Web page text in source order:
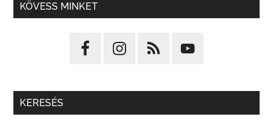
KÖVESS MINKET
KERESÉS